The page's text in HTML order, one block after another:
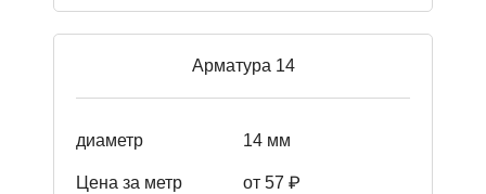
Арматура 14
диаметр 14 мм
Цена за метр от 57 ₽